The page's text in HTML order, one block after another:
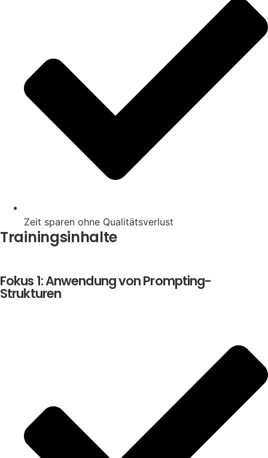
Zeit sparen ohne Qualitätsverlust
Trainingsinhalte
Fokus 1: Anwendung von Prompting-
Strukturen